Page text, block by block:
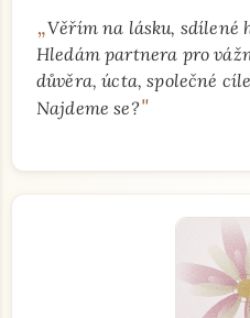
„Věřím na lásku, sdílené
Hledám partnera pro
důvěra, úcta, společné
Najdeme se?"